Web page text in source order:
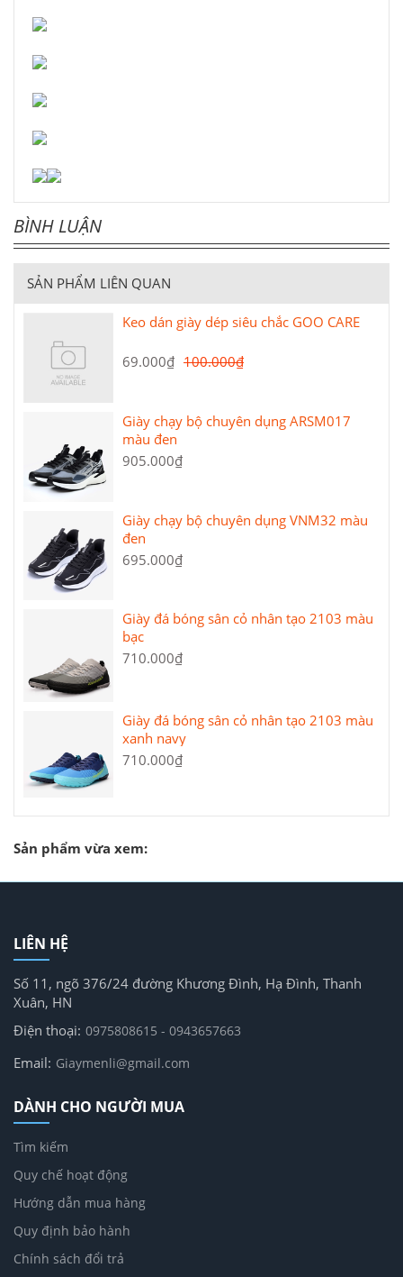
BÌNH LUẬN
SẢN PHẨM LIÊN QUAN
Keo dán giày dép siêu chắc GOO CARE
69.000₫ 100.000₫
Giày chạy bộ chuyên dụng ARSM017
màu đen
905.000₫
Giày chạy bộ chuyên dụng VNM32 màu
đen
695.000₫
Giày đá bóng sân cỏ nhân tạo 2103 màu
bạc
710.000₫
Giày đá bóng sân cỏ nhân tạo 2103 màu
xanh navy
710.000₫
Sản phẩm vừa xem:
LIÊN HỆ
Số 11, ngõ 376/24 đường Khương Đình, Hạ Đình, Thanh
Xuân, HN
Điện thoại: 0975808615 - 0943657663
Email: Giaymenli@gmail.com
DÀNH CHO NGƯỜI MUA
Tìm kiếm
Quy chế hoạt động
Hướng dẫn mua hàng
Quy định bảo hành
Chính sách đổi trả